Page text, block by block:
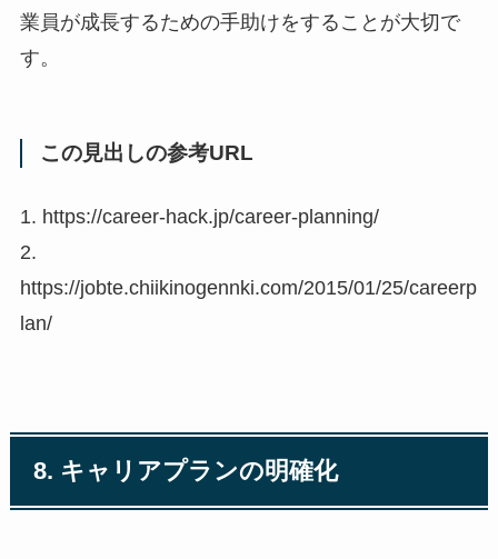
業員が成長するための手助けをすることが大切で
す。
この見出しの参考URL
1. https://career-hack.jp/career-planning/
2.
https://jobte.chiikinogennki.com/2015/01/25/careerp
lan/
8. キャリアプランの明確化